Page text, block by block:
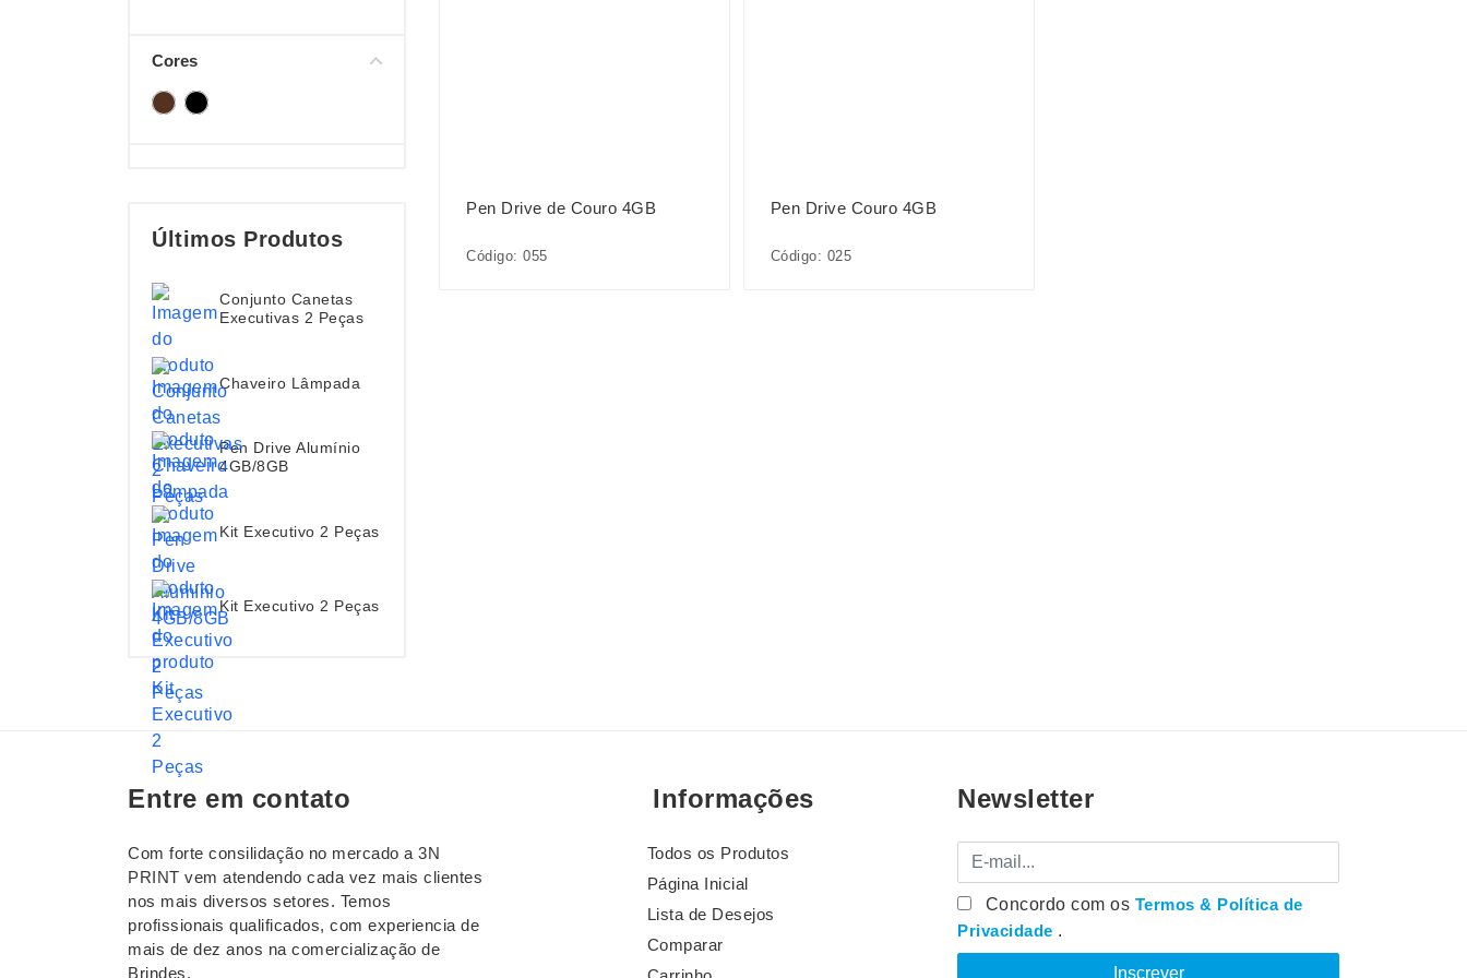
Cores
Últimos Produtos
Conjunto Canetas
Executivas 2 Peças
Chaveiro Lâmpada
Pen Drive Alumínio
4GB/8GB
Kit Executivo 2 Peças
Kit Executivo 2 Peças
Pen Drive de Couro 4GB
Código: 055
Pen Drive Couro 4GB
Código: 025
Entre em contato
Com forte consilidação no mercado a 3N
PRINT vem atendendo cada vez mais clientes
nos mais diversos setores. Temos
profissionais qualificados, com experiencia de
mais de dez anos na comercialização de
Brindes.
Informações
Todos os Produtos
Página Inicial
Lista de Desejos
Comparar
Newsletter
E-mail
Concordo com os Termos & Política de
Privacidade .